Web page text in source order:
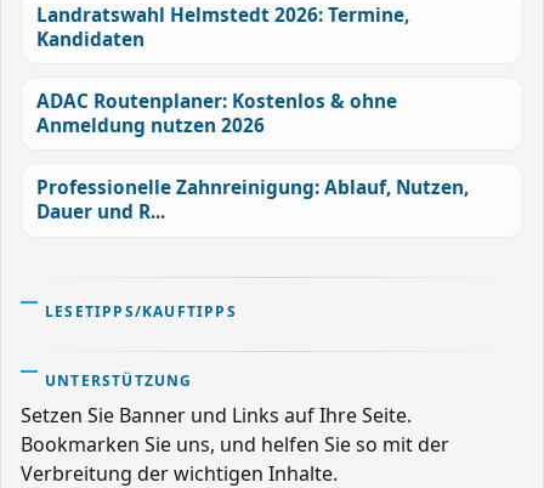
Landratswahl Helmstedt 2026: Termine,
Kandidaten
ADAC Routenplaner: Kostenlos & ohne
Anmeldung nutzen 2026
Professionelle Zahnreinigung: Ablauf, Nutzen,
Dauer und R...
LESETIPPS/KAUFTIPPS
UNTERSTÜTZUNG
Setzen Sie Banner und Links auf Ihre Seite.
Bookmarken Sie uns, und helfen Sie so mit der
Verbreitung der wichtigen Inhalte.